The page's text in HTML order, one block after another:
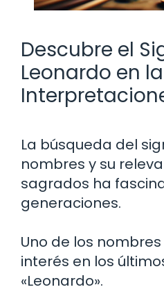
Descubre el
Leonardo en
La búsqueda del
nombres y su
sagrados ha
generaciones.
Uno de los
interés en los
«Leonardo».